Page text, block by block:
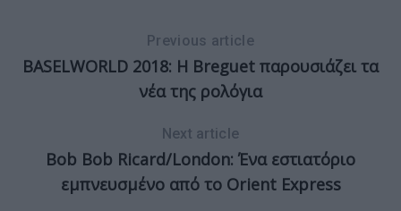
Previous article
BASELWORLD 2018: H Breguet παρουσιάζει τα
νέα της ρολόγια
Next article
Bob Bob Ricard/London: Ένα εστιατόριο
εμπνευσμένο από το Orient Express